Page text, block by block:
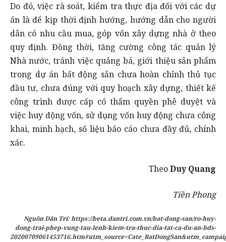
Do đó, việc rà soát, kiểm tra thực địa đối với các dự
án là để kịp thời định hướng, hướng dẫn cho người
dân có nhu cầu mua, góp vốn xây dựng nhà ở theo
quy định. Đồng thời, tăng cường công tác quản lý
Nhà nước, tránh việc quảng bá, giới thiệu sản phẩm
trong dự án bất động sản chưa hoàn chỉnh thủ tục
đầu tư, chưa đúng với quy hoạch xây dựng, thiết kế
công trình được cấp có thẩm quyền phê duyệt và
việc huy động vốn, sử dụng vốn huy động chưa công
khai, minh bạch, số liệu báo cáo chưa đầy đủ, chính
xác.
TheoDuy Quang
Tiền Phong
Nguồn Dân Trí: https://beta.dantri.com.vn/bat-dong-san/ro-huy-
dong-trai-phep-vung-tau-lenh-kiem-tra-thuc-dia-tat-ca-du-an-bds-